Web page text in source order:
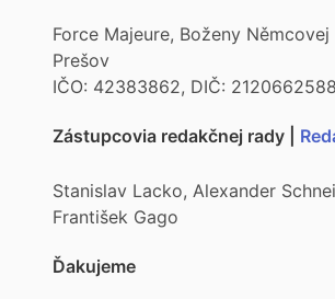
Force Majeure, Boženy
Prešov
IČO: 42383862, DIČ: 2120662588
Zástupcovia redakčnej rady |
Stanislav Lacko, Alexander
František Gago
Ďakujeme